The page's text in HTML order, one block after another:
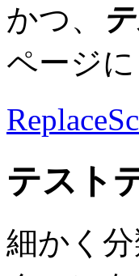
かつ、
ページ
テスト
細かく